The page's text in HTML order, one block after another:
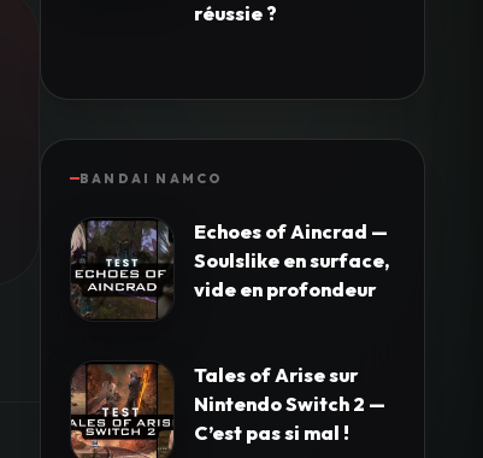
réussie ?
BANDAI NAMCO
Echoes of Aincrad —
Soulslike en surface,
vide en profondeur
Tales of Arise sur
Nintendo Switch 2 —
C’est pas si mal !